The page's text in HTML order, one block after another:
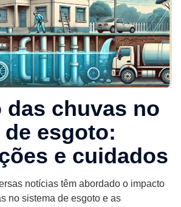
das chuvas no
esgoto:
e cuidados
notícias têm abordado o impacto
no sistema de esgoto e as